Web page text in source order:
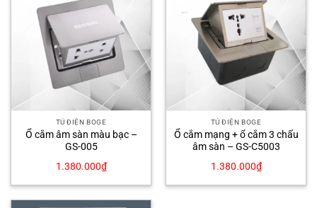
TỦ ĐIỆN BOGE
Ổ cắm âm sàn màu bạc –
GS-005
1.380.000₫
TỦ ĐIỆN BOGE
Ổ cắm mạng + ổ cắm 3 chấu
âm sàn – GS-C5003
1.380.000₫